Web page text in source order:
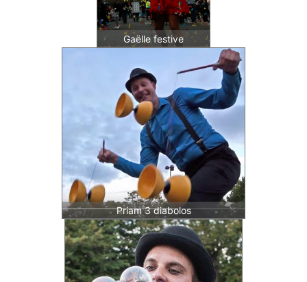
Gaëlle festive
Priam 3 diabolos